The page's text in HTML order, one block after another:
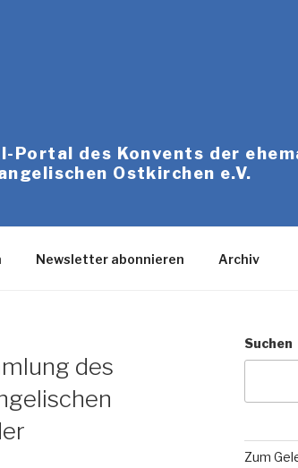
Portal des Konvents der
Ostkirchen e.V.
Newsletter abonnieren Archiv
des
Suchen
Zum